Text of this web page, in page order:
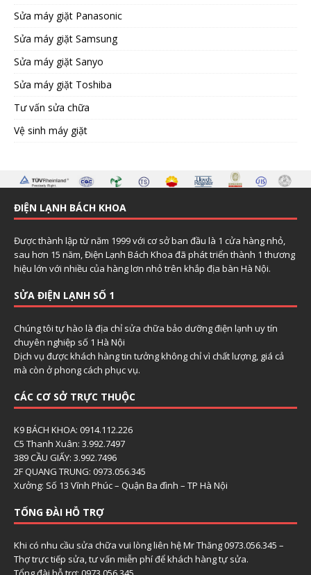
Sửa máy giặt Panasonic
Sửa máy giặt Samsung
Sửa máy giặt Sanyo
Sửa máy giặt Toshiba
Tư vấn sửa chữa
Vệ sinh máy giặt
ĐIỆN LẠNH BÁCH KHOA
Được thành lập từ năm 1999 với cơ sở ban đầu là 1 cửa hàng nhỏ,
sau hơn 15 năm, Điện Lạnh Bách Khoa đã phát triển thành 1 thương
hiệu lớn với nhiều của hàng lơn nhỏ trên khắp địa bàn Hà Nội.
SỬA ĐIỆN LẠNH SỐ 1
Chúng tôi tự hào là địa chỉ sửa chữa bảo dưỡng điện lạnh uy tín
chuyên nghiệp số 1 Hà Nội
Dịch vụ được khách hàng tin tưởng không chỉ vì chất lượng, giá cả
mà còn ở phong cách phục vụ.
CÁC CƠ SỞ TRỰC THUỘC
K9 BÁCH KHOA: 0914.112.226
C5 Thanh Xuân: 3.992.7497
389 CẦU GIẤY: 3.992.7496
2F QUANG TRUNG: 0973.056.345
Xưởng: Số 13 Vĩnh Phúc – Quận Ba đình – TP Hà Nội
TỔNG ĐÀI HỖ TRỢ
Khi có nhu cầu sửa chữa vui lòng liên hệ Mr Thăng 0973.056.345 –
Thợ trực tiếp sửa, tư vấn miễn phí để khách hàng tự sửa.